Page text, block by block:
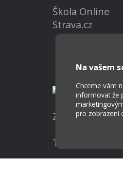
Na vašem
Chceme vám
informovat že
pro zobrazení
Škola Online
Strava.cz
Základní škola
Tvorba